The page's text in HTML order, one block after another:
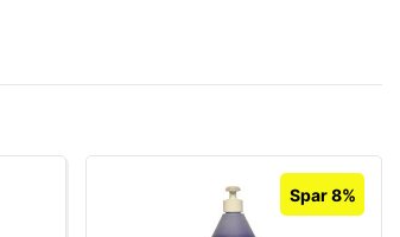
Spar 8%